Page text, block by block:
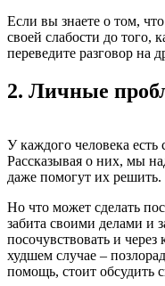
Если вы знаете о том,
своей слабости до того,
переведите разговор на
2. Личные
У каждого человека
Рассказывая о них, мы
даже помогут их решить.
Но что может сделать
забита своими делами и
посочувствовать и через
худшем случае –
помощь, стоит обсудить